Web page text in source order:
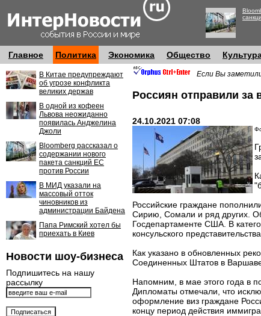
Главное Политика Экономика Общество
В Китае предупреждают
об угрозе конфликта
великих держав
В одной из кофеен
Львова неожиданно
появилась Анджелина
Джоли
Bloomberg рассказал о
содержании нового
пакета санкций ЕС
против России
В МИД указали на
массовый отток
чиновников из
администрации Байдена
Папа Римский хотел бы
приехать в Киев
Новости шоу-бизнеса
Подпишитесь на нашу
рассылку
Если Вы
Россиян отправили
24.10.2021 07:08
Российские граждане
Сирию, Сомали и ряд других. Об
Госдепартаменте США. В
консульского
Как указано в обновленных
Соединенных Штатов в
Напомним, в мае этого года в
Дипломаты отмечали, что
оформление виз граждане
концу период действия